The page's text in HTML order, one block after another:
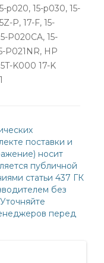
p020, 15-p030, 15-
P, 17-F, 15-
P020CA, 15-
P021NR, HP
K000 17-K
поставки и
носит
публичной
статьи 437 ГК
без
перед